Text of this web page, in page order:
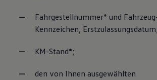
Fahrgestellnummer* und
Kennzeichen, Erstzulassungsdatum;
KM-Stand*;
den von Ihnen ausgewählten